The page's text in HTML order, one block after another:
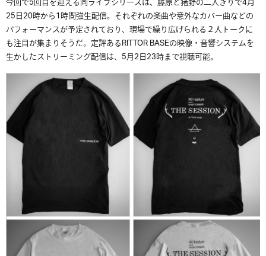
25日20時から1時間強生配信。それぞれの楽曲や意外なカバー曲などの
パフォーマンスが予定されており、現場で繰り広げられる２人トークに
も注目が集まりそうだ。定評あるRITTOR BASEの映像・音響システムを
生かしたストリーミング配信は、5月2日23時まで視聴可能。